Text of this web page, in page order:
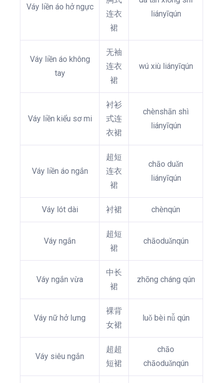
Váy liền áo hở ngực
连衣
裙
liányīqún
Váy liền áo không
tay
无袖
连衣
裙
wú xiù liányīqún
Váy liền kiểu sơ mi
衬衫
式连
衣裙
chènshān shì
liányīqún
Váy liền áo ngắn
超短
连衣
裙
chāo duǎn
liányīqún
Váy lót dài 衬裙 chènqún
Váy ngắn
超短
裙
chāoduǎnqún
Váy ngắn vừa
中长
裙
zhōng cháng qún
Váy nữ hở lưng
裸背
女裙
luǒ bèi nǚ qún
Váy siêu ngắn
超超
短裙
chāo
chāoduǎnqún